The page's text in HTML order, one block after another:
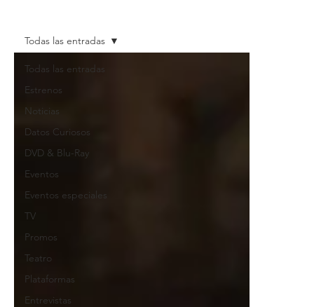
Todas las entradas
Estrenos
Noticias
Datos Curiosos
DVD & Blu-Ray
Eventos
Eventos especiales
TV
Promos
Teatro
Plataformas
Entrevistas
Todas las entradas